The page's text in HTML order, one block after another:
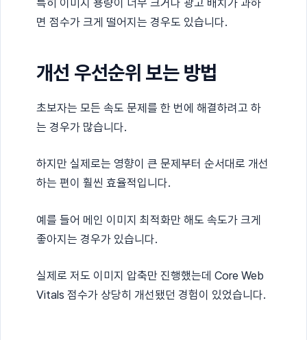
면 점수가 크게 떨어지는 경우도 있습니다.
개선 우선순위 보는 방법
초보자는 모든 속도 문제를 한 번에 해결하려고 하
는 경우가 많습니다.
하지만 실제로는 영향이 큰 문제부터 순서대로 개선
하는 편이 훨씬 효율적입니다.
예를 들어 메인 이미지 최적화만 해도 속도가 크게
좋아지는 경우가 있습니다.
실제로 저도 이미지 압축만 진행했는데 Core Web
Vitals 점수가 상당히 개선됐던 경험이 있었습니다.